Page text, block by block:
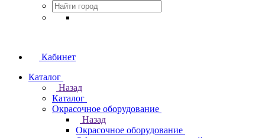
Кабинет
Каталог
Назад
Каталог
Окрасочное оборудование
Назад
Окрасочное оборудование